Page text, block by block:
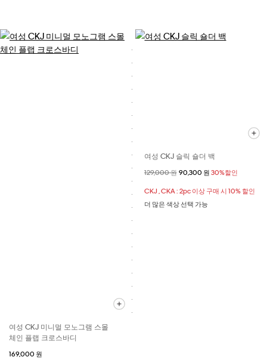
여성 CKJ 미니멀 모노그램 스몰
체인 플랩 크로스바디
169,000 원
여성 CKJ 슬릭 숄더 백
할인 전 가격
129,000 원할인된 가격
90,300 원 30%할인
CKJ , CKA : 2pc 이상 구매 시 10% 할인
더 많은 색상 선택 가능